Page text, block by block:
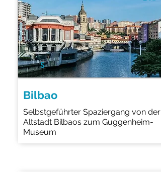
5
Bilbao
Selbstgeführter Spaziergang von der
Altstadt Bilbaos zum Guggenheim-
Museum